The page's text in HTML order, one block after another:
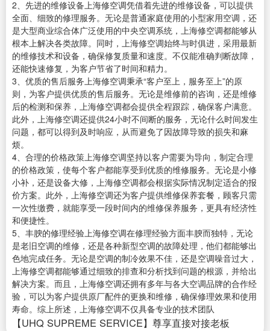
2、先进的维修设备上海修空调凭借着先进的维修设备，可以提供
全面、细致的修理服务。无论是普通家庭使用的小型家用空调，还
是大型商业综合体广泛使用的中央空调系统，上海修空调都能够从
根本上解决各类故障。同时，上海修空调始终与时俱进，采用最新
的维修技术和设备，确保修复质量和速度。不仅能准确判断故障，
还能快速修复，为客户节省了时间和精力。
3、优质的售后服务上海修空调秉承“客户至上，服务至上”的原
则，为客户提供优质的售后服务。无论是维修前的咨询，还是维修
后的检测和保养，上海修空调都会提供全程跟踪，确保客户满意。
此外，上海修空调还提供24小时不间断的服务，无论什么时间发生
问题，都可以得到及时响应，从而避免了因故障导致的损失和麻
烦。
4、合理的价格政策上海修空调坚持以客户需要为导向，制定合理
的价格政策，使每个客户都能享受到优质的维修服务。无论是小修
小补，还是设备大修，上海修空调都会根据实际情况制定适合的报
价方案。此外，上海修空调还为客户提供维修保养套餐，顾客只需
一次性缴费，就能享受一段时间内的维修保养服务，更具有经济性
和便捷性。
5、丰腴的修理经验上海修空调在修理经验方面丰腴而独特，无论
是老旧空调的维修，还是各种新型空调的故障处理，他们都能够出
色地完成任务。无论是空调的制冷效果不佳，还是空调噪音过大，
上海修空调都能够通过细致的排查和分析找到问题的根源，并给出
解决方案。而且，上海修空调还拥有多年与各大空调品牌的合作经
验，可以为客户提供原厂配件的更换和维修，确保修理效果和使用
寿命。综上所述，上海修空调不仅具备专业的技术团队
【UHQ SUPREME SERVICE】尊享直接对接老板